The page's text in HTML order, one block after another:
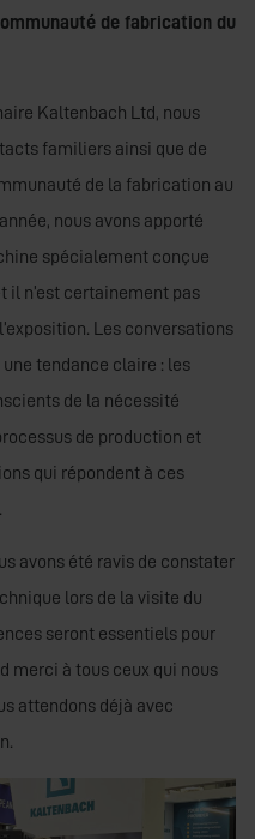
de fabrication du
Kaltenbach Ltd, nous
familiers ainsi que de
de la fabrication au
nous avons apporté
spécialement conçue
il n’est certainement pas
Les conversations
tendance claire : les
de la nécessité
de production et
qui répondent à ces
avons été ravis de constater
lors de la visite du
seront essentiels pour
merci à tous ceux qui nous
attendons déjà avec